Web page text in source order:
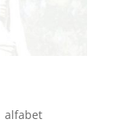
alfabet